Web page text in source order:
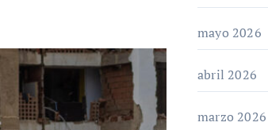
mayo 2026
abril 2026
marzo 2026